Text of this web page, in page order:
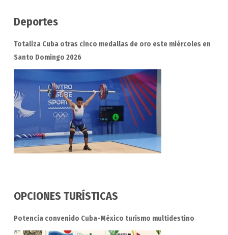
Deportes
Totaliza Cuba otras cinco medallas de oro este miércoles en
Santo Domingo 2026
OPCIONES TURÍSTICAS
Potencia convenido Cuba-México turismo multidestino